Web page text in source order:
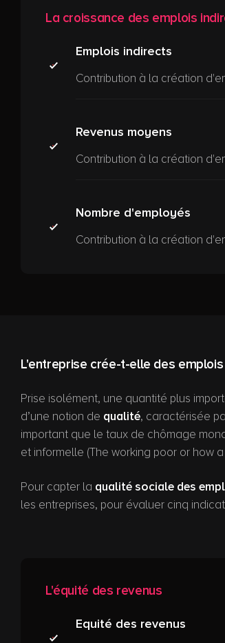
La croissance des emplois
Emplois indirects
Contribution à la création
Revenus moyens
Contribution à la création
Nombre d'employés
Contribution à la création
L'entreprise crée-t-elle des
Prise isolément, une quantité plus
d’une notion de qualité, caractérisée
important que le taux de chômage
et informelle (The working poor or how
Pour capter la qualité sociale des
les entreprises, pour évaluer cinq
L'équité des revenus
Equité des revenus